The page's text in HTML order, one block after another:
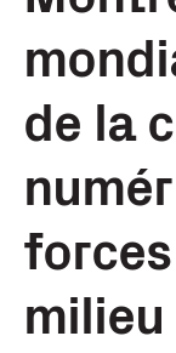
de la